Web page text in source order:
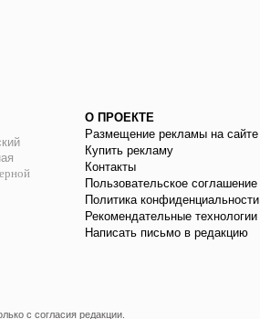
О ПРОЕКТЕ
Размещение рекламы на сайте
Купить рекламу
Контакты
Пользовательское соглашение
Политика конфиденциальности
Рекомендательные технологии
Написать письмо в редакцию
с согласия редакции.